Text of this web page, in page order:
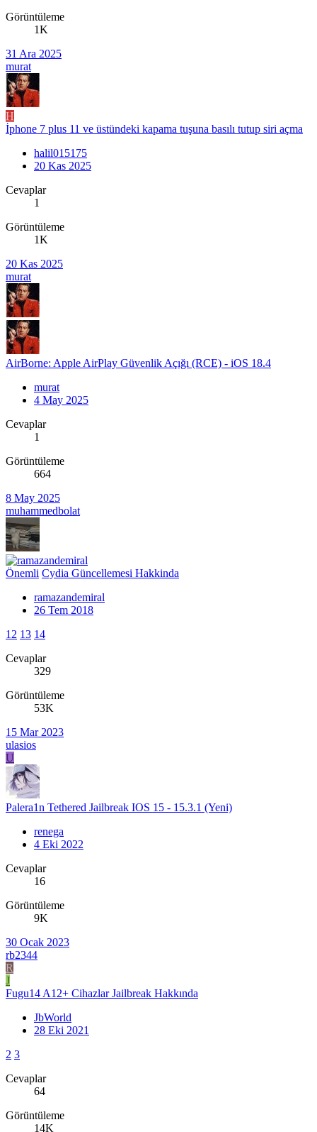
Görüntüleme
1K
31 Ara 2025
murat
H
İphone 7 plus 11 ve üstündeki kapama tuşuna basılı tutup siri açma
halil015175
20 Kas 2025
Cevaplar
1
Görüntüleme
1K
20 Kas 2025
murat
AirBorne: Apple AirPlay Güvenlik Açığı (RCE) - iOS 18.4
murat
4 May 2025
Cevaplar
1
Görüntüleme
664
8 May 2025
muhammedbolat
Önemli Cydia Güncellemesi Hakkinda
ramazandemiral
26 Tem 2018
12 13 14
Cevaplar
329
Görüntüleme
53K
15 Mar 2023
ulasios
U
Palera1n Tethered Jailbreak IOS 15 - 15.3.1 (Yeni)
renega
4 Eki 2022
Cevaplar
16
Görüntüleme
9K
30 Ocak 2023
rb2344
R
J
Fugu14 A12+ Cihazlar Jailbreak Hakkında
JbWorld
28 Eki 2021
2 3
Cevaplar
64
Görüntüleme
14K